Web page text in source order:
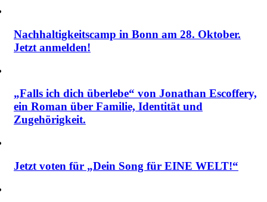
Nachhaltigkeitscamp in Bonn am 28. Oktober.
Jetzt anmelden!
„Falls ich dich überlebe“ von Jonathan Escoffery,
ein Roman über Familie, Identität und
Zugehörigkeit.
Jetzt voten für „Dein Song für EINE WELT!“